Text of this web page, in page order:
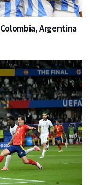
Argentina